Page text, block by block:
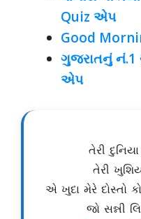
Quiz એપ
Good
ગુજરાતનું નં.1
એપ
તેરી
તેરી
એ ખુદા મેરે દોસ્તો
જો સન્ની